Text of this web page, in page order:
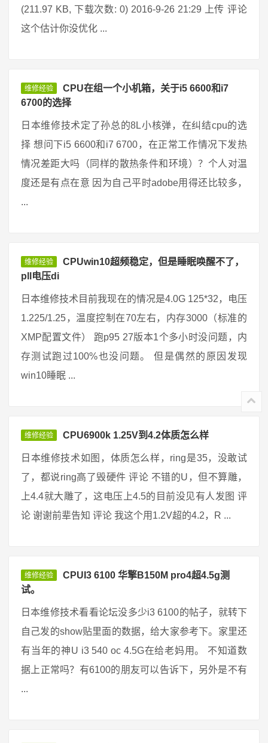
(211.97 KB, 下载次数: 0) 2016-9-26 21:29 上传 评论
这个估计你没优化 ...
维修经验
CPU在组一个小机箱，关于i5 6600和i7
6700的选择
日本维修技术定了孙总的8L小核弹，在纠结cpu的选
择 想问下i5 6600和i7 6700，在正常工作情况下发热
情况差距大吗（同样的散热条件和环境）？个人对温
度还是有点在意 因为自己平时adobe用得还比较多，
...
维修经验
CPUwin10超频稳定，但是睡眠唤醒不了，
pll电压di
日本维修技术目前我现在的情况是4.0G 125*32，电压
1.225/1.25，温度控制在70左右，内存3000（标准的
XMP配置文件） 跑p95 27版本1个多小时没问题，内
存测试跑过100%也没问题。 但是偶然的原因发现
win10睡眠 ...
维修经验 CPU6900k 1.25V到4.2体质怎么样
日本维修技术如图，体质怎么样，ring是35，没敢试
了，都说ring高了毁硬件 评论 不错的U，但不算雕，
上4.4就大雕了，这电压上4.5的目前没见有人发图 评
论 谢谢前辈告知 评论 我这个用1.2V超的4.2，R ...
维修经验
CPUI3 6100 华擎B150M pro4超4.5g测
试。
日本维修技术看看论坛没多少i3 6100的帖子，就转下
自己发的show贴里面的数据，给大家参考下。家里还
有当年的神U i3 540 oc 4.5G在给老妈用。 不知道数
据上正常吗？有6100的朋友可以告诉下，另外是不有
...